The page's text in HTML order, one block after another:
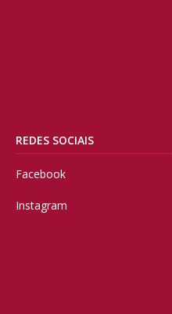
REDES SOCIAIS
Facebook
Instagram